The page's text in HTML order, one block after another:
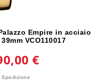
Empire in acciaio
VCO110017
€
Spedizione